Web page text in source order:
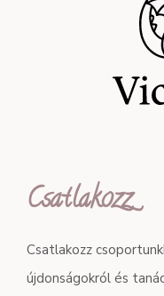
Csatlakozz
Csatlakozz
újdonságokról és